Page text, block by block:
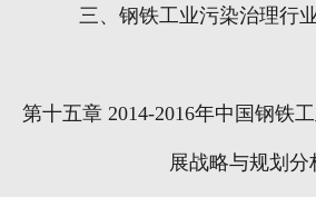
三、钢铁工业污染治理行
第十五章 2014-2016年中国钢铁
展战略与规划分